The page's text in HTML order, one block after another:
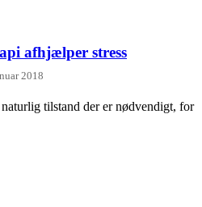
afhjælper stress
2018
naturlig tilstand der er nødvendigt, for